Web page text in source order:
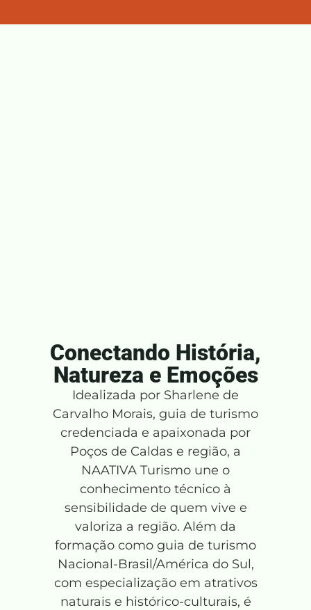
Conectando História,
Natureza e Emoções
Idealizada por Sharlene de
Carvalho Morais, guia de turismo
credenciada e apaixonada por
Poços de Caldas e região, a
NAATIVA Turismo une o
conhecimento técnico à
sensibilidade de quem vive e
valoriza a região. Além da
formação como guia de turismo
Nacional-Brasil/América do Sul,
com especialização em atrativos
naturais e histórico-culturais, é